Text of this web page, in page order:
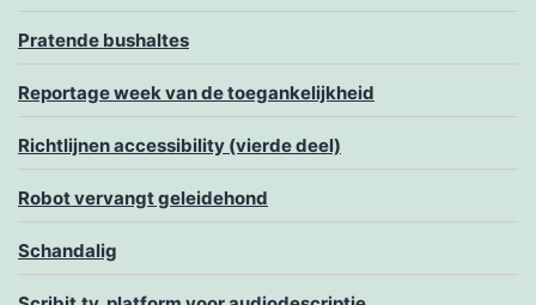
Pratende bushaltes
Reportage week van de toegankelijkheid
Richtlijnen accessibility (vierde deel)
Robot vervangt geleidehond
Schandalig